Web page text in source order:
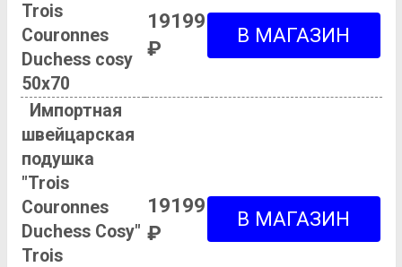
Trois
Couronnes
Duchess cosy
50х70
19199
₽
Импортная
швейцарская
подушка
"Trois
Couronnes
Duchess Cosy"
Trois
19199
₽